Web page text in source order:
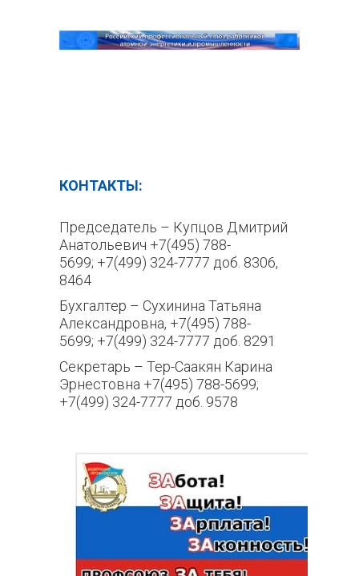
КОНТАКТЫ:
Председатель – Купцов Дмитрий
Анатольевич +7(495) 788-
5699; +7(499) 324-7777 доб. 8306,
8464
Бухгалтер – Сухинина Татьяна
Александровна, +7(495) 788-
5699; +7(499) 324-7777 доб. 8291
Секретарь – Тер-Саакян Карина
Эрнестовна +7(495) 788-5699;
+7(499) 324-7777 доб. 9578